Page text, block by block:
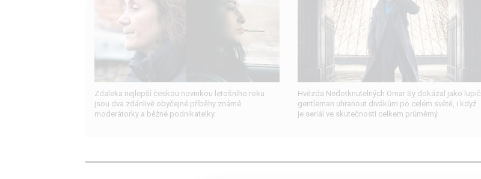
Zdaleka nejlepší českou novinkou letošního roku
jsou dva zdánlivě obyčejné příběhy známé
moderátorky a běžné podnikatelky.
Hvězda Nedotknutelných Omar Sy dokázal jako lupič
gentleman uhranout divákům po celém světě, i když
je seriál ve skutečnosti celkem průměrný.